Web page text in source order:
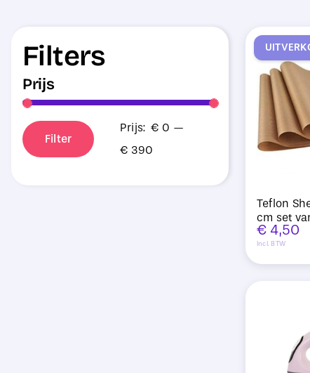
Filters
Prijs
Min.
Max.
Filter
Prijs: € 0 —
€ 390
Teflon
cm set
€ 4,50
Incl. BTW